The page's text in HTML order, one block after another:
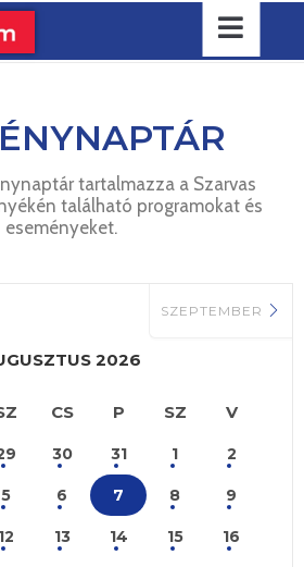
tartalmazza a Szarvas
található programokat és
eseményeket.
2026
SZEPTEMBER
CS P SZ V
30 31 1 2
5 6 7 8 9
12 13 14 15 16